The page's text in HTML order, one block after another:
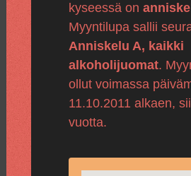
kyseessä on
Myyntilupa sallii
Anniskelu A, kaikki
alkoholijuomat.
ollut voimassa
11.10.2011 alkaen,
vuotta.